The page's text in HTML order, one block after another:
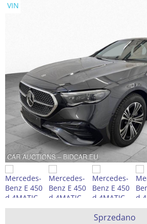
VIN
Sprzedano